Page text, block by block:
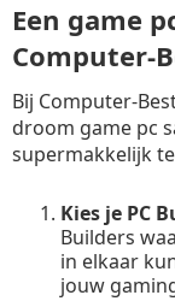
Een game
Computer-
Bij Computer-
droom game pc
supermakkelijk
Kies je PC
Builders
in elkaar
jouw